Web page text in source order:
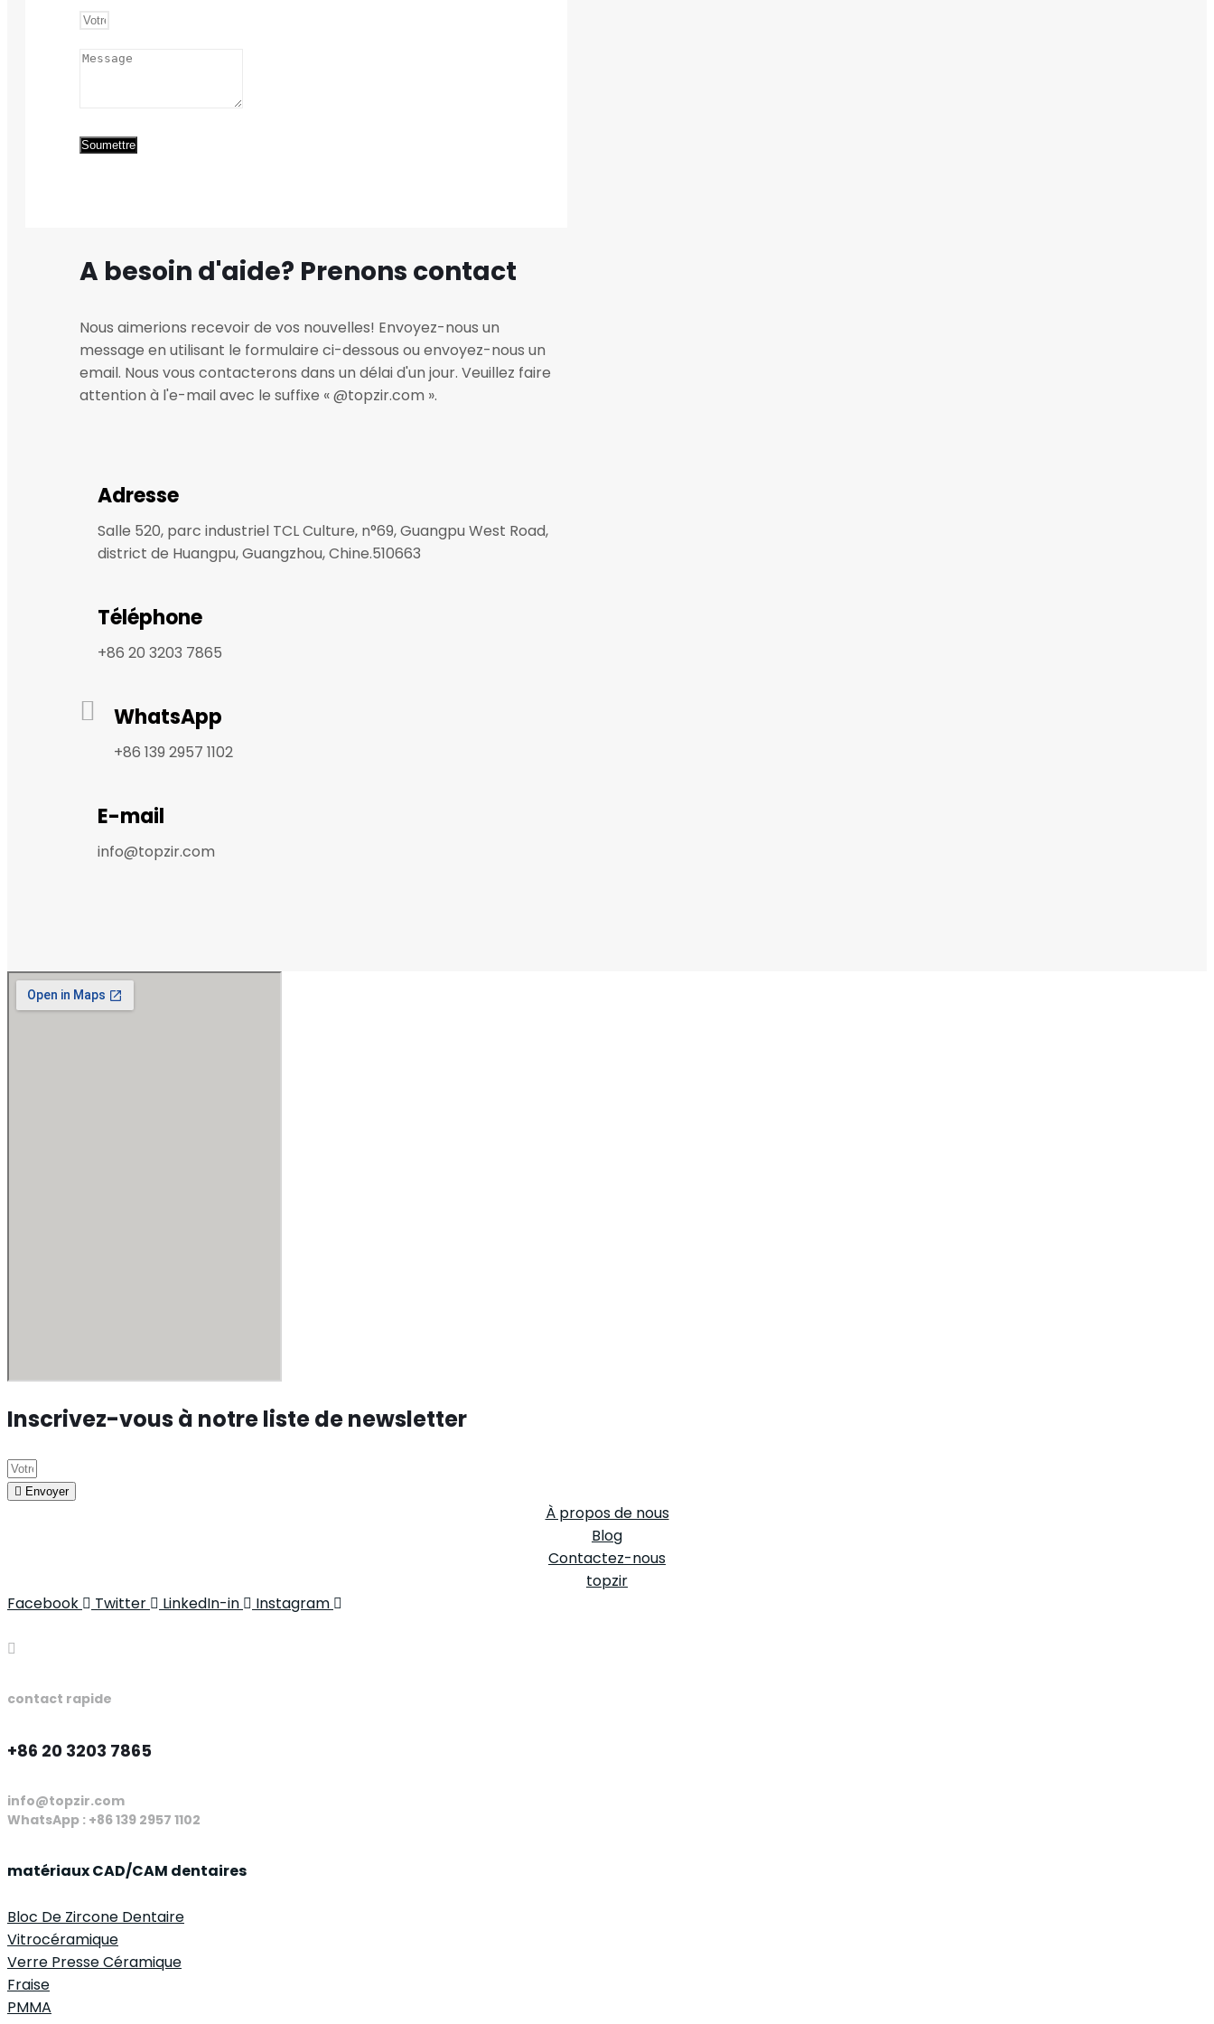
Soumettre
A besoin d'aide? Prenons contact
Nous aimerions recevoir de vos nouvelles! Envoyez-nous un
message en utilisant le formulaire ci-dessous ou envoyez-nous un
email. Nous vous contacterons dans un délai d'un jour. Veuillez faire
attention à l'e-mail avec le suffixe « @topzir.com ».
Adresse
Salle 520, parc industriel TCL Culture, n°69, Guangpu West Road,
district de Huangpu, Guangzhou, Chine.510663
Téléphone
+86 20 3203 7865
WhatsApp
+86 139 2957 1102
E-mail
info@topzir.com
Inscrivez-vous à notre liste de newsletter
Envoyer
À propos de nous
Blog
Contactez-nous
topzir
Facebook
Twitter LinkedIn-in Instagram
contact rapide
+86 20 3203 7865
info@topzir.com
WhatsApp : +86 139 2957 1102
matériaux CAD/CAM dentaires
Bloc De Zircone Dentaire
Vitrocéramique
Verre Presse Céramique
Fraise
PMMA